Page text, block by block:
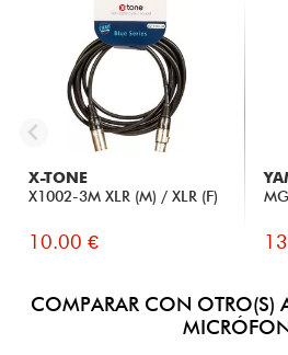
X-TONE
X1002-3M XLR (M) / XLR (F)
10.00 €
COMPARAR CON OTRO(S)